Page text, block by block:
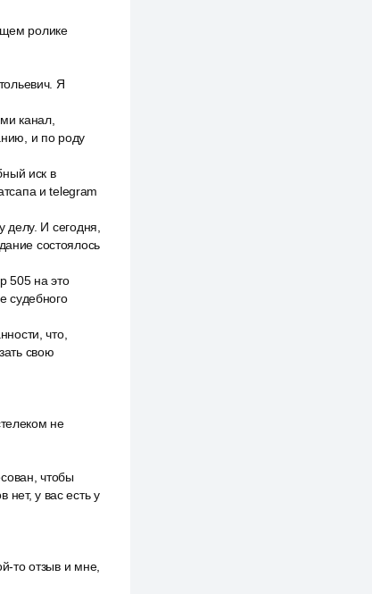
ролике
Я
канал,
и по роду
иск в
и telegram
И сегодня,
состоялось
505 на это
судебного
что,
свою
не
чтобы
у вас есть у
то отзыв и мне,